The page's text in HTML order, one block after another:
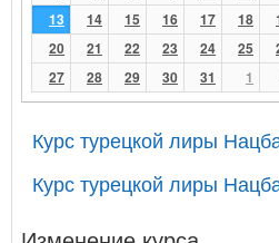
13
14 15 16 17 18
20
21 22 23 24 25
27
28 29 30 31 1
Курс турецкой лиры
Курс турецкой лиры